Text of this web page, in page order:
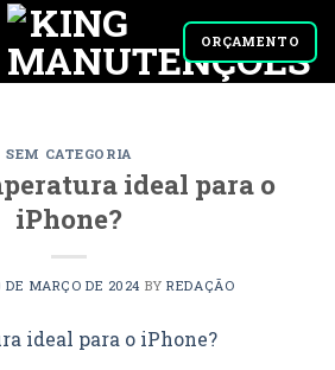
ORÇAMENTO
SEM CATEGORIA
ideal para o
iPhone?
DE MARÇO DE 2024 BYREDAÇÃO